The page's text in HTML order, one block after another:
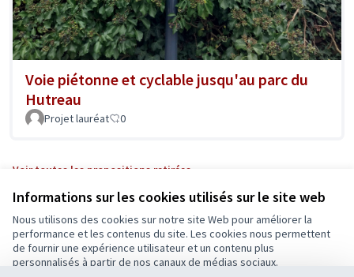
Informations sur les cookies utilisés sur le site web
Nous utilisons des cookies sur notre site Web pour améliorer la
performance et les contenus du site. Les cookies nous permettent
de fournir une expérience utilisateur et un contenu plus
personnalisés à partir de nos canaux de médias sociaux.
Voie piétonne et cyclable jusqu'au parc du
Hutreau
Projet lauréat 0
Voir toutes les propositions retirées
Conditions d'utilisation
Paramètres des cookies
Ecrivons Angers sur X
Ecrivons Angers sur Facebook